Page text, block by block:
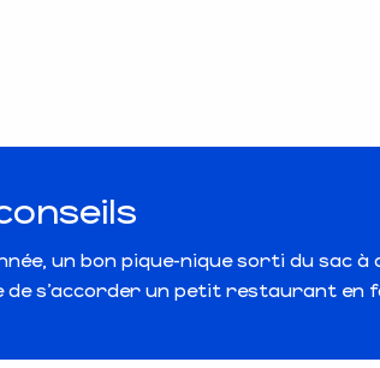
un bon pique-nique sorti du sac
de s’accorder un petit restaurant en